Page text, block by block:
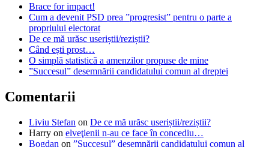
Brace for impact!
Cum a devenit PSD prea ”progresist” pentru o parte a
propriului electorat
De ce mă urăsc useriștii/reziștii?
Când ești prost…
O simplă statistică a amenzilor propuse de mine
”Succesul” desemnării candidatului comun al dreptei
Comentarii
Liviu Stefan on De ce mă urăsc useriștii/reziștii?
Harry on elveţienii n-au ce face în concediu…
Bogdan on ”Succesul” desemnării candidatului comun al